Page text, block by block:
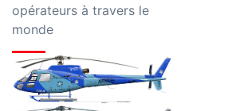
opérateurs à travers le
monde